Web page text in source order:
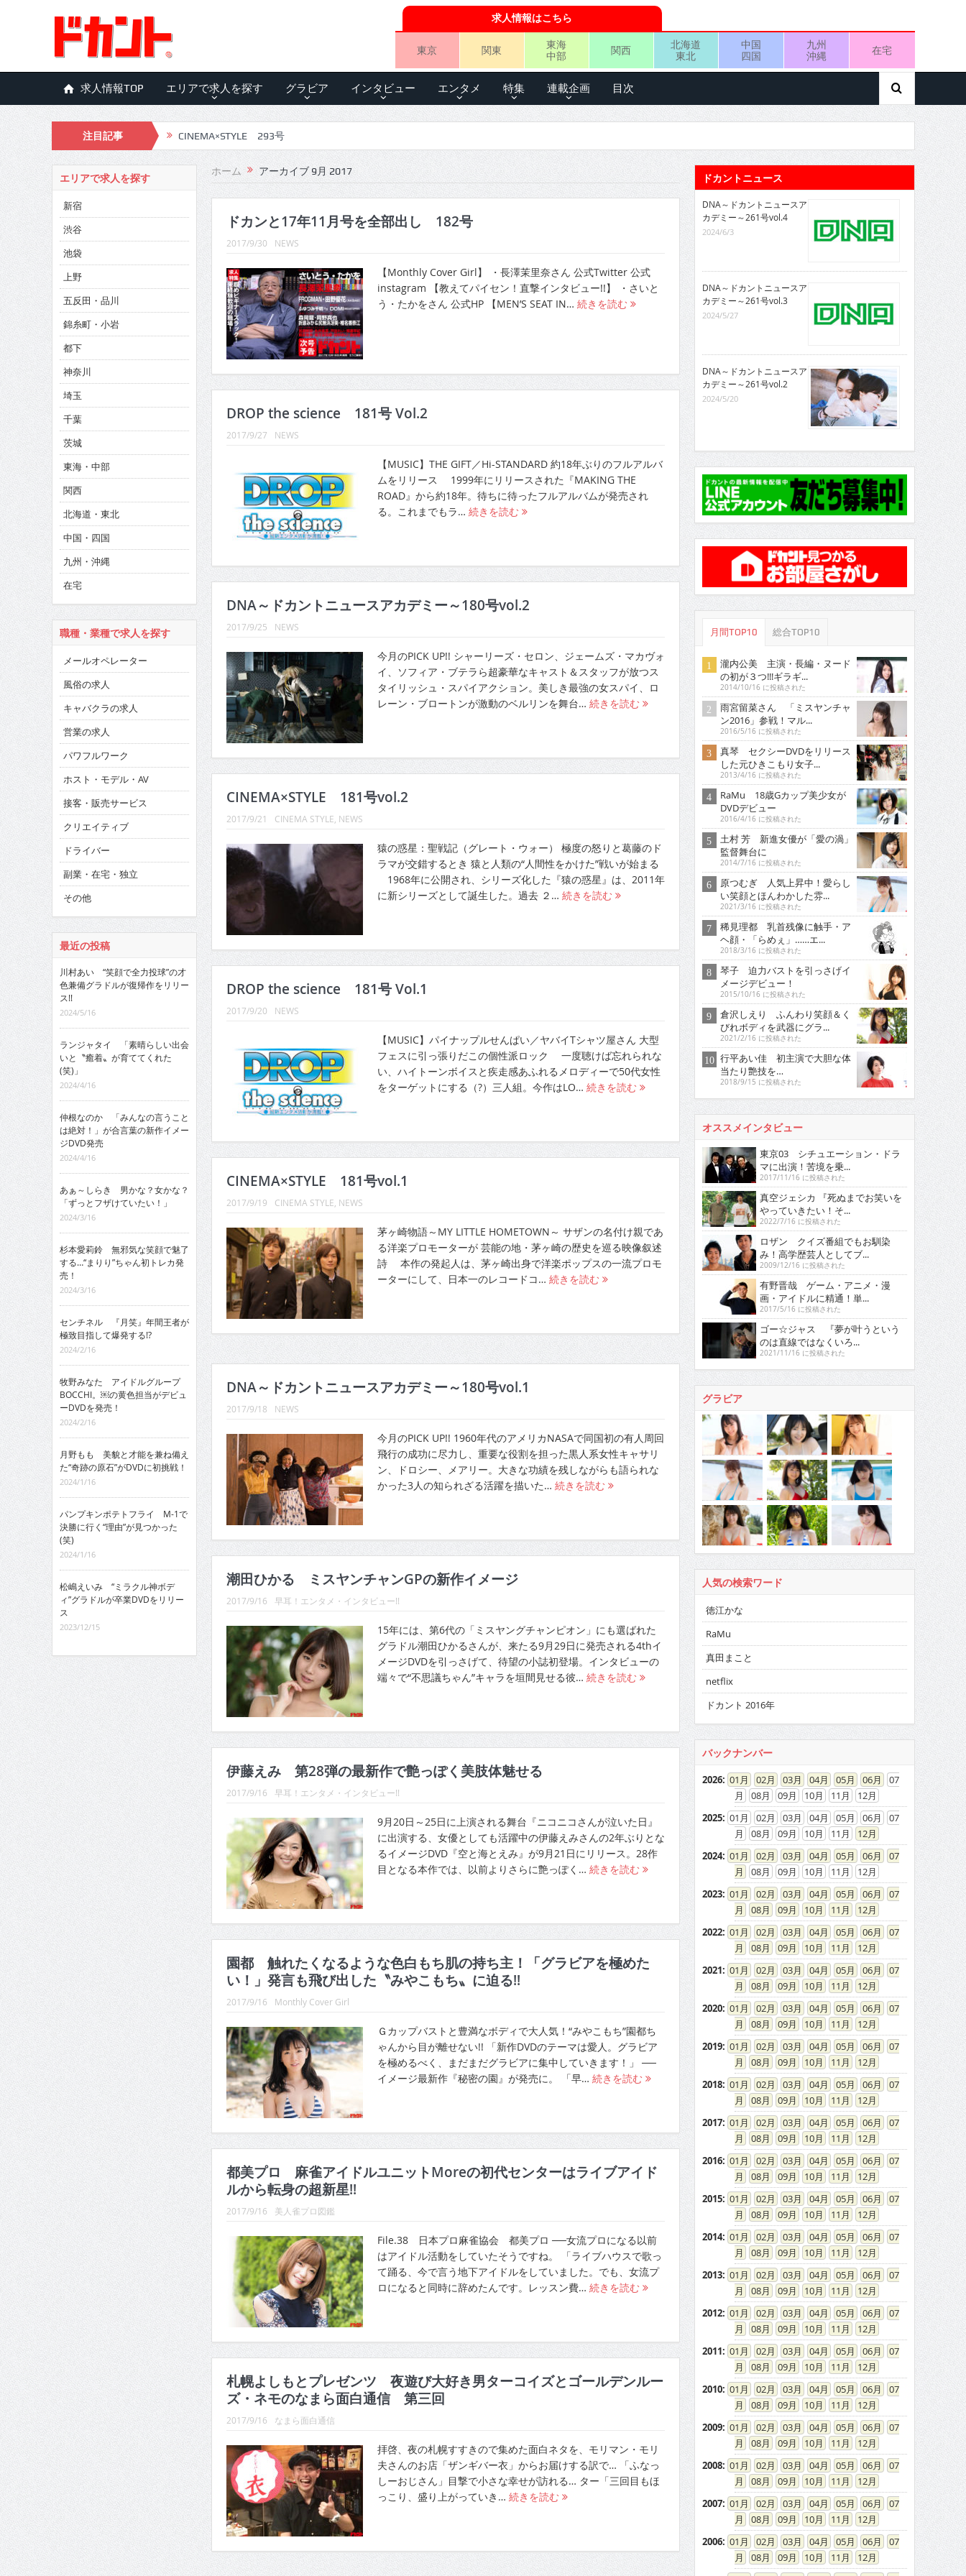
求人情報はこちら
東京 関東
東海
中部
関西
北海道
東北
中国
四国
九州
沖縄
在宅
求人情報TOP エリアで求人を探す グラビア インタビュー エンタメ 特集 連載企画 目次
注目記事 CINEMA×STYLE 293号
CINEMA×STYLE 292号
CINEMA×STYLE 291号
CINEMA×STYLE 290号
CINEMA×STYLE 289号
CINEMA×STYLE 288号
CINEMA×STYLE 287号
CINEMA×STYLE 286号
CINEMA×STYLE 285号
CINEMA×STYLE 294号
ホーム アーカイブ 9月 2017
ドカンと17年11月号を全部出し 182号
2017/9/30 NEWS
【Monthly Cover Girl】 ・長澤茉里奈さん 公式Twitter 公式
instagram 【教えてパイセン！直撃インタビュー!!】 ・さいと
う・たかをさん 公式HP 【MEN’S SEAT IN… 続きを読む
DROP the science 181号 Vol.2
2017/9/27 NEWS
【MUSIC】THE GIFT／Hi-STANDARD 約18年ぶりのフルアルバ
ムをリリース 1999年にリリースされた『MAKING THE
ROAD』から約18年。待ちに待ったフルアルバムが発売され
る。これまでもラ… 続きを読む
DNA～ドカントニュースアカデミー～180号vol.2
2017/9/25 NEWS
今月のPICK UP!! シャーリーズ・セロン、ジェームズ・マカヴォ
イ、ソフィア・ブテラら超豪華なキャスト＆スタッフが放つス
タイリッシュ・スパイアクション。美しき最強の女スパイ、ロ
レーン・ブロートンが激動のベルリンを舞台… 続きを読む
CINEMA×STYLE 181号vol.2
2017/9/21 CINEMA STYLE NEWS
猿の惑星：聖戦記（グレート・ウォー） 極度の怒りと葛藤のド
ラマが交錯するとき 猿と人類の“人間性をかけた”戦いが始まる
1968年に公開され、シリーズ化した『猿の惑星』は、2011年
に新シリーズとして誕生した。過去 ２… 続きを読む
DROP the science 181号 Vol.1
2017/9/20 NEWS
【MUSIC】パイナップルせんぱい／ヤバイTシャツ屋さん 大型
フェスに引っ張りだこの個性派ロック 一度聴けば忘れられな
い、ハイトーンボイスと疾走感あふれるメロディーで50代女性
をターゲットにする（?）三人組。今作はLO… 続きを読む
CINEMA×STYLE 181号vol.1
2017/9/19 CINEMA STYLE NEWS
茅ヶ崎物語～MY LITTLE HOMETOWN～ サザンの名付け親であ
る洋楽プロモーターが 芸能の地・茅ヶ崎の歴史を巡る映像叙述
詩 本作の発起人は、茅ヶ崎出身で洋楽ポップスの一流プロモ
ーターにして、日本一のレコードコ… 続きを読む
DNA～ドカントニュースアカデミー～180号vol.1
2017/9/18 NEWS
今月のPICK UP!! 1960年代のアメリカNASAで同国初の有人周回
飛行の成功に尽力し、重要な役割を担った黒人系女性キャサリ
ン、ドロシー、メアリー。大きな功績を残しながらも語られな
かった3人の知られざる活躍を描いた… 続きを読む
潮田ひかる ミスヤンチャンGPの新作イメージ
2017/9/16 早耳！エンタメ・インタビュー!!
15年には、第6代の「ミスヤングチャンピオン」にも選ばれた
グラドル潮田ひかるさんが、来たる9月29日に発売される4thイ
メージDVDを引っさげて、待望の小誌初登場。インタビューの
端々で“不思議ちゃん”キャラを垣間見せる彼… 続きを読む
伊藤えみ 第28弾の最新作で艶っぽく美肢体魅せる
2017/9/16 早耳！エンタメ・インタビュー!!
9月20日～25日に上演される舞台『ニコニコさんが泣いた日』
に出演する、女優としても活躍中の伊藤えみさんの2年ぶりとな
るイメージDVD『空と海とえみ』が9月21日にリリース。28作
目となる本作では、以前よりさらに艶っぽく… 続きを読む
園都 触れたくなるような色白もち肌の持ち主！「グラビアを極めた
い！」発言も飛び出した〝みやこもち〟に迫る!!
2017/9/16 Monthly Cover Girl
Ｇカップバストと豊満なボディで大人気！“みやこもち”園都ち
ゃんから目が離せない!! 「新作DVDのテーマは愛人。グラビア
を極めるべく、まだまだグラビアに集中していきます！」 ──
イメージ最新作『秘密の園』が発売に。 「早… 続きを読む
都美プロ 麻雀アイドルユニットMoreの初代センターはライブアイド
ルから転身の超新星!!
2017/9/16 美人雀プロ図鑑
File.38 日本プロ麻雀協会 都美プロ ──女流プロになる以前
はアイドル活動をしていたそうですね。 「ライブハウスで歌っ
て踊る、今で言う地下アイドルをしていました。でも、女流プ
ロになると同時に辞めたんです。レッスン費… 続きを読む
札幌よしもとプレゼンツ 夜遊び大好き男ターコイズとゴールデンルー
ズ・ネモのなまら面白通信 第三回
2017/9/16 なまら面白通信
拝啓、夜の札幌すすきので集めた面白ネタを、モリマン・モリ
夫さんのお店「ザンギバー衣」からお届けする訳で… 「ふなっ
しーおじさん」目撃で小さな幸せが訪れる… ター「三回目もほ
っこり、盛り上がっていき… 続きを読む
エリアで求人を探す
新宿
渋谷
池袋
上野
五反田・品川
錦糸町・小岩
都下
神奈川
埼玉
千葉
茨城
東海・中部
関西
北海道・東北
中国・四国
九州・沖縄
在宅
職種・業種で求人を探す
メールオペレーター
風俗の求人
キャバクラの求人
営業の求人
パワフルワーク
ホスト・モデル・AV
接客・販売サービス
クリエイティブ
ドライバー
副業・在宅・独立
その他
最近の投稿
川村あい “笑顔で全力投球”の才
色兼備グラドルが復帰作をリリー
ス!!
2024/5/16
ランジャタイ 「素晴らしい出会
いと〝癒着〟が育ててくれた
(笑)」
2024/4/16
仲根なのか 「みんなの言うこと
は絶対！」が合言葉の新作イメー
ジDVD発売
2024/4/16
あぁ～しらき 男かな？女かな？
「ずっとフザけていたい！」
2024/3/16
杉本愛莉鈴 無邪気な笑顔で魅了
する…“まりり”ちゃん初トレカ発
売！
2024/3/16
センチネル 『月笑』年間王者が
極致目指して爆発する!?
2024/2/16
牧野みなた アイドルグループ
BOCCHI。￼の黄色担当がデビュ
ーDVDを発売！
2024/2/16
月野もも 美貌と才能を兼ね備え
た“奇跡の原石”がDVDに初挑戦！
2024/1/16
パンプキンポテトフライ M-1で
決勝に行く“理由”が見つかった
(笑)
2024/1/16
松嶋えいみ “ミラクル神ボデ
ィ”グラドルが卒業DVDをリリー
ス
2023/12/15
ドカントニュース
DNA～ドカントニュースア
カデミー～261号vol.4
2024/6/3
DNA～ドカントニュースア
カデミー～261号vol.3
2024/5/27
DNA～ドカントニュースア
カデミー～261号vol.2
2024/5/20
月間TOP10 総合TOP10
瀧内公美 主演・長編・ヌード
の初が３つ!!!ギラギ...
2014/10/16 に投稿された
雨宮留菜さん 「ミスヤンチャ
ン2016」参戦！マル...
2016/5/16 に投稿された
真琴 セクシーDVDをリリース
した元ひきこもり女子...
2013/4/16 に投稿された
RaMu 18歳Gカップ美少女が
DVDデビュー
2016/4/16 に投稿された
土村 芳 新進女優が「愛の渦」
監督舞台に
2014/7/16 に投稿された
原つむぎ 人気上昇中！愛らし
い笑顔とほんわかした雰...
2021/3/16 に投稿された
稀見理都 乳首残像に触手・ア
ヘ顔・「らめぇ」……エ...
2018/3/16 に投稿された
琴子 迫力バストを引っさげイ
メージデビュー！
2015/10/16 に投稿された
倉沢しえり ふんわり笑顔＆く
びれボディを武器にグラ...
2021/2/16 に投稿された
行平あい佳 初主演で大胆な体
当たり艶技を…
2018/9/15 に投稿された
オススメインタビュー
東京03 シチュエーション・ドラ
マに出演！苦境を乗...
2017/11/16 に投稿された
真空ジェシカ 『死ぬまでお笑いを
やっていきたい！そ...
2022/7/16 に投稿された
ロザン クイズ番組でもお馴染
み！高学歴芸人としてブ...
2009/12/16 に投稿された
有野晋哉 ゲーム・アニメ・漫
画・アイドルに精通！単...
2017/5/16 に投稿された
ゴー☆ジャス 『夢が叶うという
のは直線ではなくいろ...
2021/11/16 に投稿された
グラビア
人気の検索ワード
徳江かな
RaMu
真田まこと
netflix
ドカント 2016年
バックナンバー
2026: 01 02 03 04 05 06
07
08
09 10 11
12
2025: 01 02 03 04 05 06
07
08
09 10 11
12
2024: 01 02 03 04 05 06
07
08
09 10 11
12
2023: 01 02 03 04 05 06
07
08
09 10 11
12
2022: 01 02 03 04 05 06
07
08
09 10 11
12
2021: 01 02 03 04 05 06
07
08
09 10 11
12
2020: 01 02 03 04 05 06
07
08
09 10 11
12
2019: 01 02 03 04 05 06
07
08
09 10 11
12
2018: 01 02 03 04 05 06
07
08
09 10 11
12
2017: 01 02 03 04 05 06
07
08
09 10 11
12
2016: 01 02 03 04 05 06
07
08
09 10 11
12
2015: 01 02 03 04 05 06
07
08
09 10 11
12
2014: 01 02 03 04 05 06
07
08
09 10 11
12
2013: 01 02 03 04 05 06
07
08
09 10 11
12
2012: 01 02 03 04 05 06
07
08
09 10 11
12
2011: 01 02 03 04 05 06
07
08
09 10 11
12
2010: 01 02 03 04 05 06
07
08
09 10 11
12
2009: 01 02 03 04 05 06
07
08
09 10 11
12
2008: 01 02 03 04 05 06
07
08
09 10 11
12
2007: 01 02 03 04 05 06
07
08
09 10 11
12
2006: 01 02 03 04 05 06
07
08
09 10 11
12